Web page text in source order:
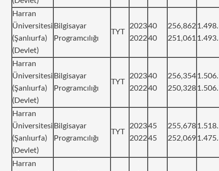
Harran
Üniversitesi
(Şanlıurfa)
(Devlet)
Bilgisayar
Programcılığı
TYT
2023
2022
40
40
256,862
251,061
Harran
Üniversitesi
(Şanlıurfa)
(Devlet)
Bilgisayar
Programcılığı
TYT
2023
2022
40
40
256,354
250,328
Harran
Üniversitesi
(Şanlıurfa)
(Devlet)
Bilgisayar
Programcılığı
TYT
2023
2022
45
45
255,678
252,069
Harran